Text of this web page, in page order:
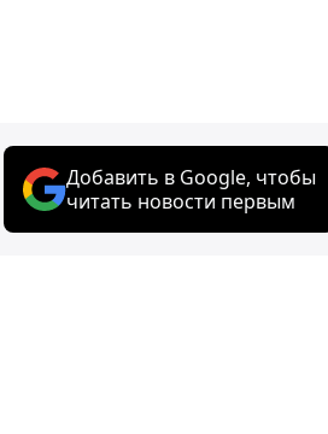
Добавить в Google, чтобы
читать новости первым